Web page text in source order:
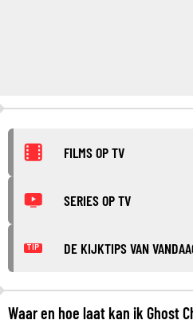
FILMS OP TV
SERIES OP TV
TIP DE KIJKTIPS VAN
Waar en hoe laat kan ik Ghost